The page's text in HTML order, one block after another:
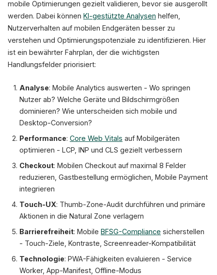
mobile Optimierungen gezielt validieren, bevor sie ausgerollt
werden. Dabei können KI-gestützte Analysen helfen,
Nutzerverhalten auf mobilen Endgeräten besser zu
verstehen und Optimierungspotenziale zu identifizieren. Hier
ist ein bewährter Fahrplan, der die wichtigsten
Handlungsfelder priorisiert:
Analyse: Mobile Analytics auswerten - Wo springen
Nutzer ab? Welche Geräte und Bildschirmgrößen
dominieren? Wie unterscheiden sich mobile und
Desktop-Conversion?
Performance: Core Web Vitals auf Mobilgeräten
optimieren - LCP, INP und CLS gezielt verbessern
Checkout: Mobilen Checkout auf maximal 8 Felder
reduzieren, Gastbestellung ermöglichen, Mobile Payment
integrieren
Touch-UX: Thumb-Zone-Audit durchführen und primäre
Aktionen in die Natural Zone verlagern
Barrierefreiheit: Mobile BFSG-Compliance sicherstellen
- Touch-Ziele, Kontraste, Screenreader-Kompatibilität
Technologie: PWA-Fähigkeiten evaluieren - Service
Worker, App-Manifest, Offline-Modus